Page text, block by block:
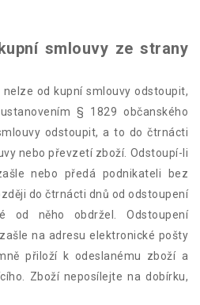
smlouvy ze strany
nelze od kupní smlouvy odstoupit,
§ 1829 občanského
odstoupit, a to do čtrnácti
nebo převzetí zboží. Odstoupí-li
nebo předá podnikateli bez
do čtrnácti dnů od odstoupení
od něho obdržel. Odstoupení
na adresu elektronické pošty
přiloží k odeslanému zboží a
Zboží neposílejte na dobírku,